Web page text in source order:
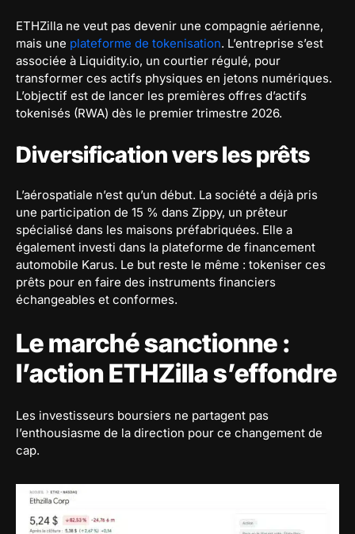
ETHZilla ne veut pas devenir une compagnie aérienne,
mais une plateforme de tokenisation. L’entreprise s’est
associée à Liquidity.io, un courtier régulé, pour
transformer ces actifs physiques en jetons numériques.
L’objectif est de lancer les premières offres d’actifs
tokenisés (RWA) dès le premier trimestre 2026.
Diversification vers les prêts
L’aérospatiale n’est qu’un début. La société a déjà pris
une participation de 15 % dans Zippy, un prêteur
spécialisé dans les maisons préfabriquées. Elle a
également investi dans la plateforme de financement
automobile Karus. Le but reste le même : tokeniser ces
prêts pour en faire des instruments financiers
échangeables et conformes.
Le marché sanctionne :
l’action ETHZilla s’effondre
Les investisseurs boursiers ne partagent pas
l’enthousiasme de la direction pour ce changement de
cap.